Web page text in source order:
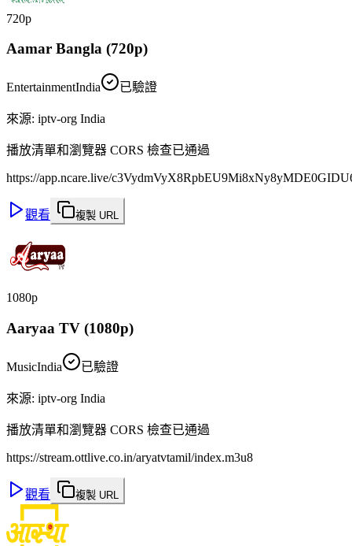
720p
Aamar Bangla (720p)
EntertainmentIndia 已驗證
來源: iptv-org India
播放清單和瀏覽器 CORS 檢查已通過
https://app.ncare.live/
觀看 複製 URL
1080p
Aaryaa TV (1080p)
MusicIndia 已驗證
來源: iptv-org India
播放清單和瀏覽器 CORS 檢查已通過
https://stream.ottlive.co.in/aryatvtamil/index.m3u8
觀看 複製 URL